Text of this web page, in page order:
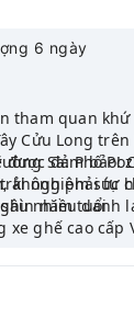
Giới,
Sa,
hiệu
viên
Khu thắng
viên rừng
Thành
Thành
6 ngày
tham quan
Cửu Long
được đảm bảo!
không phải tự
Sa: Phố
nghiệm sức
năm tuổi
nhiều danh
ghế cao cấp